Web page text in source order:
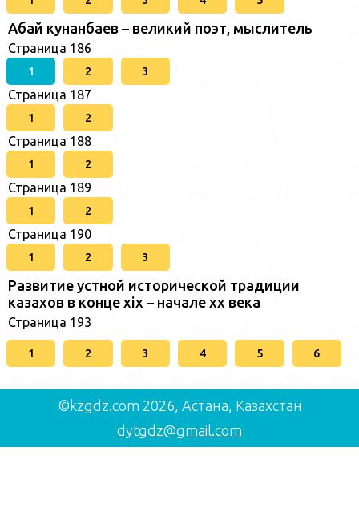
Абай кунанбаев – великий поэт, мыслитель
Страница 186
1 2 3
Страница 187
1 2
Страница 188
1 2
Страница 189
1 2
Страница 190
1 2 3
Развитие устной исторической традиции
казахов в конце xіх – начале хх века
Страница 193
1 2 3 4 5 6
©kzgdz.com 2026, Астана, Казахстан
dytgdz@gmail.com